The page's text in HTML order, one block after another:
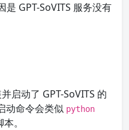
GPT-SoVITS 服务没有
启动了 GPT-SoVITS 的
动命令会类似 python
。